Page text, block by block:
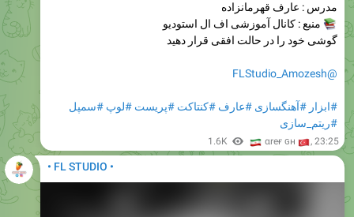
مدرس : عارف قهرمانزاده
منبع : کانال آموزشی اف ال استودیو
گوشی خود را در حالت افقی قرار دهید
@FLStudio_Amozesh
#ابزار #آهنگسازی #عارف #کنتاکت #پریست #لوپ #سمپل
#ریتم_سازی
1.6K αreғ ɢн , 23:25
• FL STUDIO •